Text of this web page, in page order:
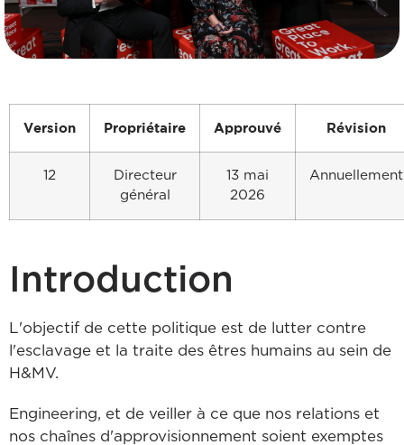
Version Propriétaire Approuvé Révision
12
Directeur
général
13 mai
2026
Annuellement
Introduction
L'objectif de cette politique est de lutter contre
l'esclavage et la traite des êtres humains au sein de
H&MV.
Engineering, et de veiller à ce que nos relations et
nos chaînes d'approvisionnement soient exemptes